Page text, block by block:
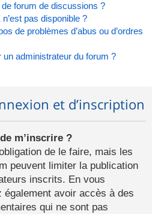
forum de discussions ?
pas disponible ?
de problèmes d’abus ou d’ordres
administrateur du forum ?
et d’inscription
m’inscrire ?
de le faire, mais les
peuvent limiter la publication
inscrits. En vous
avoir accès à des
qui ne sont pas